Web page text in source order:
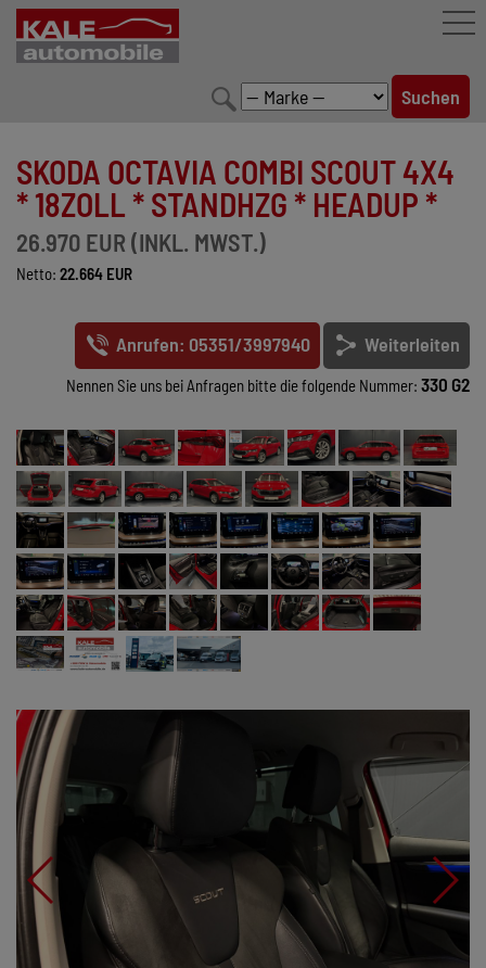
LEISTUNGEN
KONFIGURATOR
MARKENWELT
UNTERNEHMEN
KONTAKT
SKODA OCTAVIA COMBI SCOUT 4X4
* 18ZOLL * STANDHZG * HEADUP *
26.970 EUR (INKL. MWST.)
Netto: 22.664 EUR
Anrufen: 05351/3997940 Weiterleiten
Nennen Sie uns bei Anfragen bitte die folgende Nummer: 330 G2